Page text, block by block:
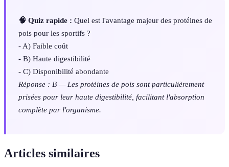
🧠 Quiz rapide : Quel est l'avantage majeur des protéines de
pois pour les sportifs ?
- A) Faible coût
- B) Haute digestibilité
- C) Disponibilité abondante
Réponse : B — Les protéines de pois sont particulièrement
prisées pour leur haute digestibilité, facilitant l'absorption
complète par l'organisme.
Articles similaires